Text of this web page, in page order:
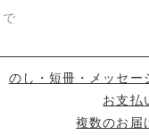
のし・短冊・メッセー
お支払
複数のお届